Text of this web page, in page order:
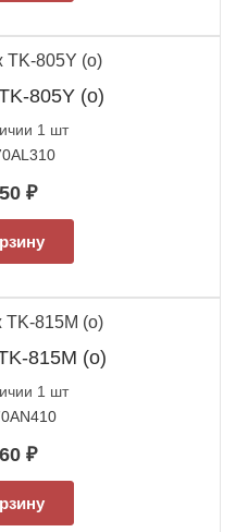
805Y (о)
1 шт
₽
815M (о)
1 шт
₽